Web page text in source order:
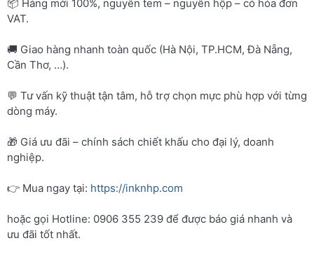
📦 Hàng mới 100%, nguyên tem – nguyên hộp – có hóa đơn
VAT.
🚚 Giao hàng nhanh toàn quốc (Hà Nội, TP.HCM, Đà Nẵng,
Cần Thơ, …).
💬 Tư vấn kỹ thuật tận tâm, hỗ trợ chọn mực phù hợp với từng
dòng máy.
🎁 Giá ưu đãi – chính sách chiết khấu cho đại lý, doanh
nghiệp.
👉 Mua ngay tại: https://inknhp.com
hoặc gọi Hotline: 0906 355 239 để được báo giá nhanh và
ưu đãi tốt nhất.